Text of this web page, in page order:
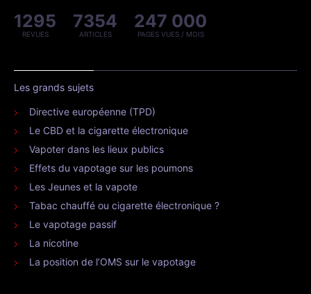
1295
REVUES
7354
ARTICLES
247 000
PAGES VUES / MOIS
Les grands sujets
Directive européenne (TPD)
Le CBD et la cigarette électronique
Vapoter dans les lieux publics
Effets du vapotage sur les poumons
Les Jeunes et la vapote
Tabac chauffé ou cigarette électronique ?
Le vapotage passif
La nicotine
La position de l’OMS sur le vapotage